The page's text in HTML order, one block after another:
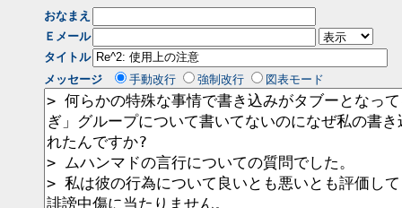
おなまえ
Ｅメール
タイトル
メッセージ
手動改行 強制改行 図表モード